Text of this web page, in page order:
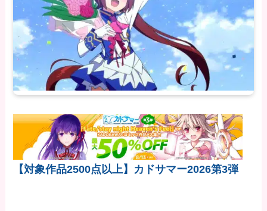
【対象作品2500点以上】カドサマー2026第3弾